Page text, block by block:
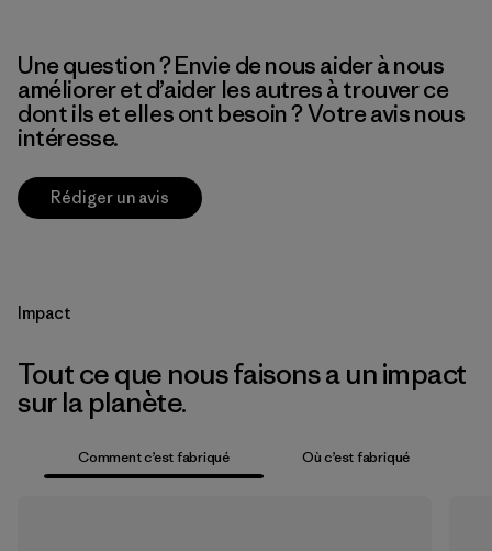
Une question ? Envie de nous aider à nous
améliorer et d’aider les autres à trouver ce
dont ils et elles ont besoin ? Votre avis nous
intéresse.
Rédiger un avis
Impact
Tout ce que nous faisons a un impact
sur la planète.
Comment c’est fabriqué Où c’est fabriqué